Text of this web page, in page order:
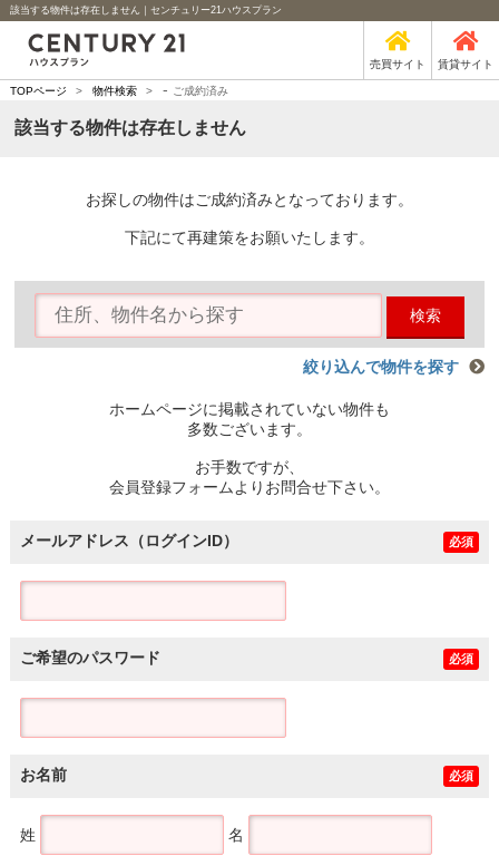
該当する物件は存在しません｜センチュリー21ハウスプラン
売買サイト 賃貸サイト
TOPページ > 物件検索 > - ご成約済み
該当する物件は存在しません
お探しの物件はご成約済みとなっております。
下記にて再建策をお願いたします。
検索
絞り込んで物件を探す
ホームページに掲載されていない物件も
多数ございます。
お手数ですが、
会員登録フォームよりお問合せ下さい。
メールアドレス（ログインID） 必須
ご希望のパスワード 必須
お名前 必須
姓 名